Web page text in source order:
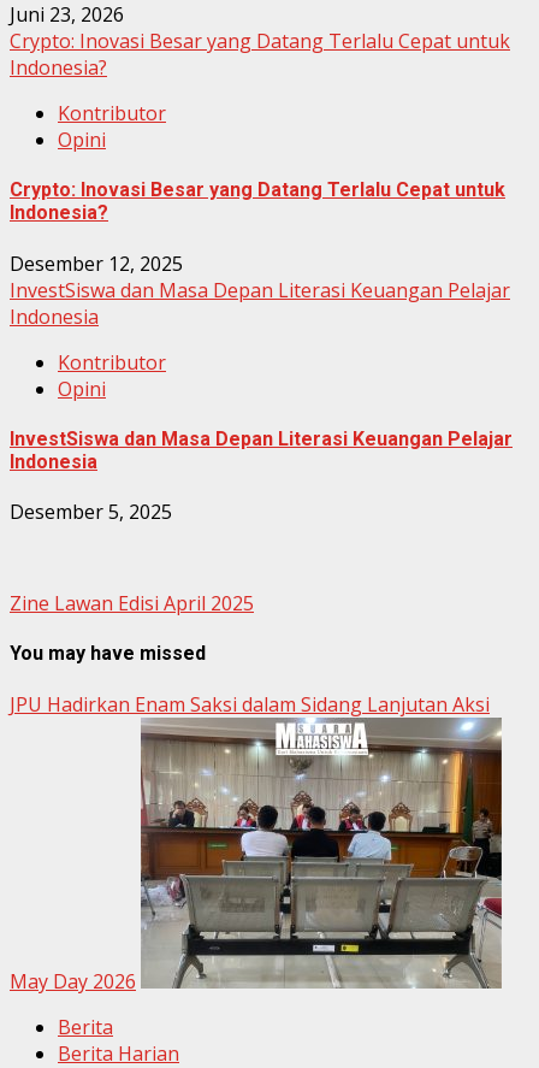
Juni 23, 2026
Crypto: Inovasi Besar yang Datang Terlalu Cepat untuk
Indonesia?
Kontributor
Opini
Crypto: Inovasi Besar yang Datang Terlalu Cepat untuk
Indonesia?
Desember 12, 2025
InvestSiswa dan Masa Depan Literasi Keuangan Pelajar
Indonesia
Kontributor
Opini
InvestSiswa dan Masa Depan Literasi Keuangan Pelajar
Indonesia
Desember 5, 2025
Zine Lawan Edisi April 2025
You may have missed
JPU Hadirkan Enam Saksi dalam Sidang Lanjutan Aksi
May Day 2026
Berita
Berita Harian